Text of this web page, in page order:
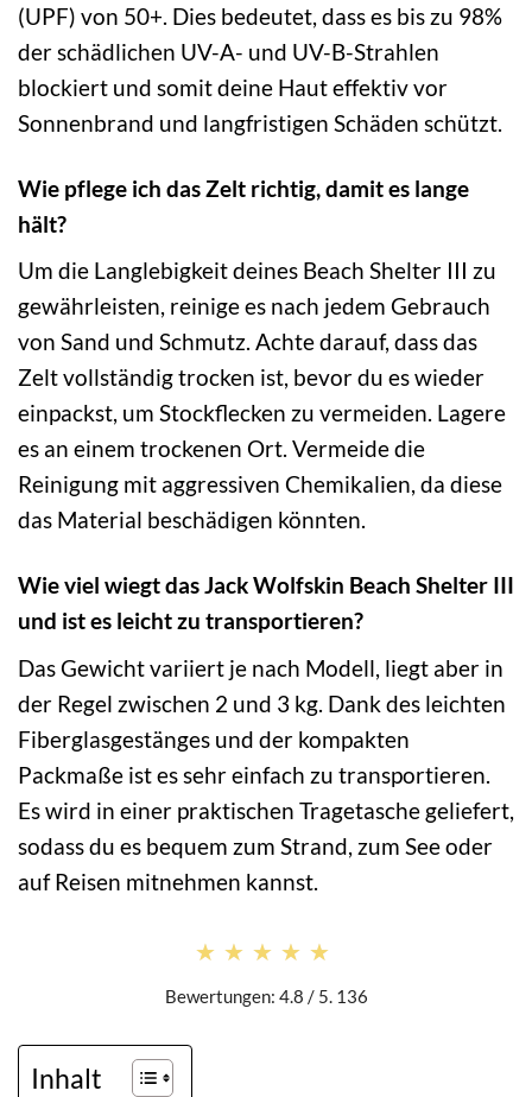
(UPF) von 50+. Dies bedeutet, dass es bis zu 98%
der schädlichen UV-A- und UV-B-Strahlen
blockiert und somit deine Haut effektiv vor
Sonnenbrand und langfristigen Schäden schützt.
Wie pflege ich das Zelt richtig, damit es lange
hält?
Um die Langlebigkeit deines Beach Shelter III zu
gewährleisten, reinige es nach jedem Gebrauch
von Sand und Schmutz. Achte darauf, dass das
Zelt vollständig trocken ist, bevor du es wieder
einpackst, um Stockflecken zu vermeiden. Lagere
es an einem trockenen Ort. Vermeide die
Reinigung mit aggressiven Chemikalien, da diese
das Material beschädigen könnten.
Wie viel wiegt das Jack Wolfskin Beach Shelter III
und ist es leicht zu transportieren?
Das Gewicht variiert je nach Modell, liegt aber in
der Regel zwischen 2 und 3 kg. Dank des leichten
Fiberglasgestänges und der kompakten
Packmaße ist es sehr einfach zu transportieren.
Es wird in einer praktischen Tragetasche geliefert,
sodass du es bequem zum Strand, zum See oder
auf Reisen mitnehmen kannst.
★★★★★
★★★★★
Bewertungen: 4.8 / 5. 136
Inhalt